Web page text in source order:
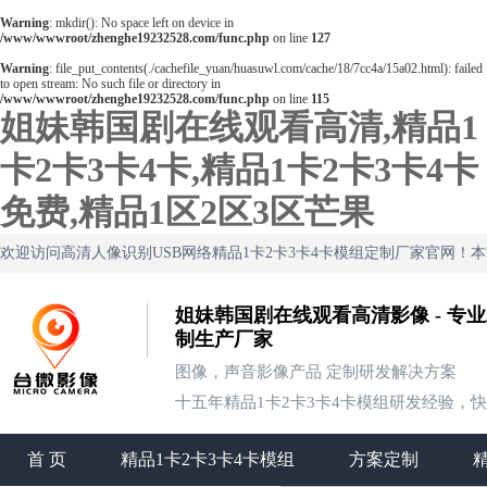
Warning: mkdir(): No space left on device in
/www/wwwroot/zhenghe19232528.com/func.php on line 127
Warning: file_put_contents(./cachefile_yuan/huasuwl.com/cache/18/7cc4a/15a02.html): failed
to open stream: No such file or directory in
/www/wwwroot/zhenghe19232528.com/func.php on line 115
姐妹韩国剧在线观看高清,精品1
卡2卡3卡4卡,精品1卡2卡3卡4卡
免费,精品1区2区3区芒果
欢迎访问高清人像识别USB网络精品1卡2卡3卡4卡模组定制厂家官网！
姐妹韩国剧在线观看高清影像 - 专
制生产厂家
图像，声音影像产品 定制研发解决方案
十五年精品1卡2卡3卡4卡模组研发经验，
首 页 精品1卡2卡3卡4卡模组 方案定制